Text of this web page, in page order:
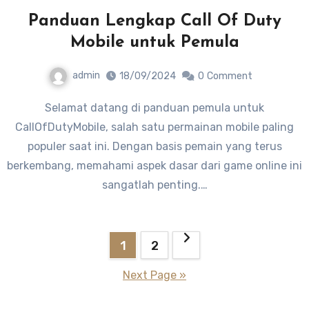
Panduan Lengkap Call Of Duty
Mobile untuk Pemula
admin 18/09/2024 0 Comment
Selamat datang di panduan pemula untuk
CallOfDutyMobile, salah satu permainan mobile paling
populer saat ini. Dengan basis pemain yang terus
berkembang, memahami aspek dasar dari game online ini
sangatlah penting.…
1 2
Next Page »